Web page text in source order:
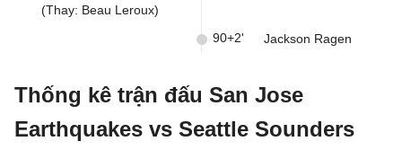
(Thay: Beau Leroux)
Jackson Ragen
90+2'
Thống kê trận đấu San Jose
Earthquakes vs Seattle Sounders